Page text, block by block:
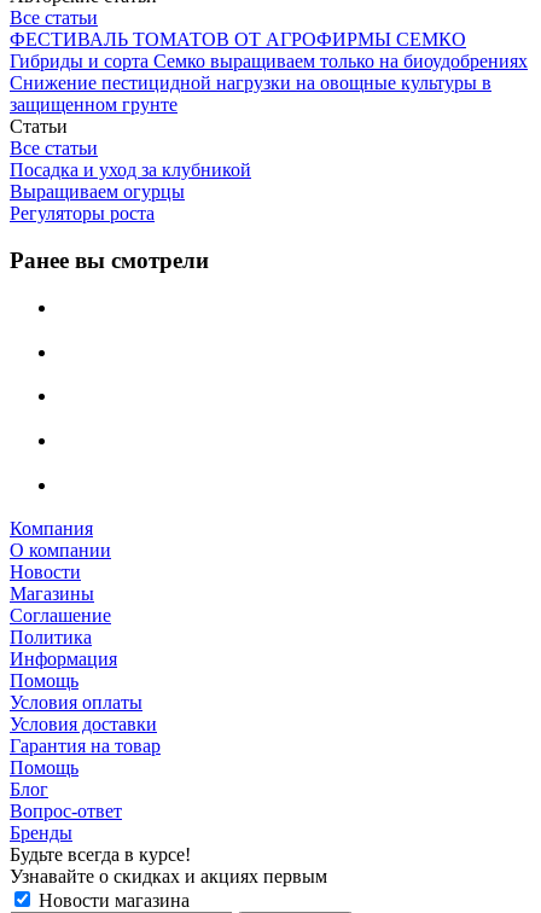
Все статьи
ФЕСТИВАЛЬ ТОМАТОВ ОТ АГРОФИРМЫ СЕМКО
Гибриды и сорта Семко выращиваем только на биоудобрениях
Снижение пестицидной нагрузки на овощные культуры в
защищенном грунте
Статьи
Все статьи
Посадка и уход за клубникой
Выращиваем огурцы
Регуляторы роста
Ранее вы смотрели
Компания
О компании
Новости
Магазины
Соглашение
Политика
Информация
Помощь
Условия оплаты
Условия доставки
Гарантия на товар
Помощь
Блог
Вопрос-ответ
Бренды
Будьте всегда в курсе!
Узнавайте о скидках и акциях первым
Новости магазина